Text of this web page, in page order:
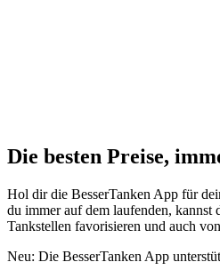
Die besten Preise,
Hol dir die BesserTanken App für
du immer auf dem laufenden, kannst
Tankstellen favorisieren und auch
Neu: Die BesserTanken App